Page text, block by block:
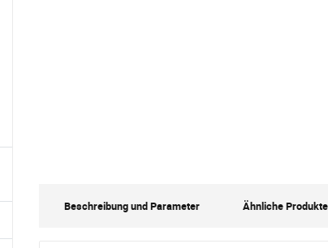
Beschreibung und Parameter Ähnliche Produkte